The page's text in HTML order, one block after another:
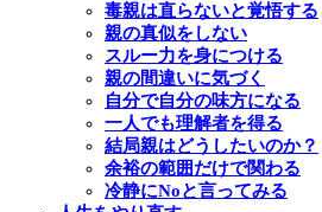
毒親は直らないと覚悟する
親の真似をしない
スルー力を身につける
親の間違いに気づく
自分で自分の味方になる
一人でも理解者を得る
結局親はどうしたいのか？
余裕の範囲だけで関わる
冷静にNoと言ってみる